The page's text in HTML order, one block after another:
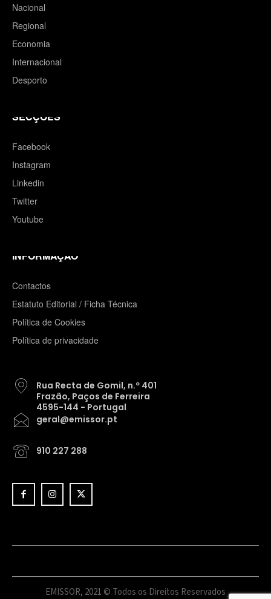
Nacional
Regional
Economia
Internacional
Desporto
SECÇÕES
Facebook
Instagram
Linkedin
Twitter
Youtube
INFORMAÇÃO
Contactos
Estatuto Editorial / Ficha Técnica
Política de Cookies
Política de privacidade
Rua Recta de Gomil, n.º 401
Frazão, Paços de Ferreira
4595-144 - Portugal
geral@emissor.pt
910 227 288
EMISSOR, 2021 © Todos os Direitos Reservados